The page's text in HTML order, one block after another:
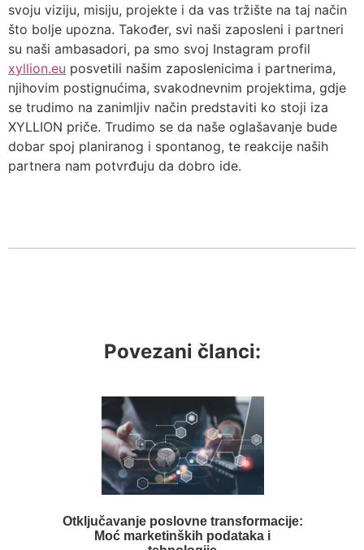
svoju viziju, misiju, projekte i da vas tržište na taj način
što bolje upozna. Također, svi naši zaposleni i partneri
su naši ambasadori, pa smo svoj Instagram profil
xyllion.eu posvetili našim zaposlenicima i partnerima,
njihovim postignućima, svakodnevnim projektima, gdje
se trudimo na zanimljiv način predstaviti ko stoji iza
XYLLION priče. Trudimo se da naše oglašavanje bude
dobar spoj planiranog i spontanog, te reakcije naših
partnera nam potvrđuju da dobro ide.
Povezani članci:
Otključavanje poslovne transformacije:
Moć marketinških podataka i